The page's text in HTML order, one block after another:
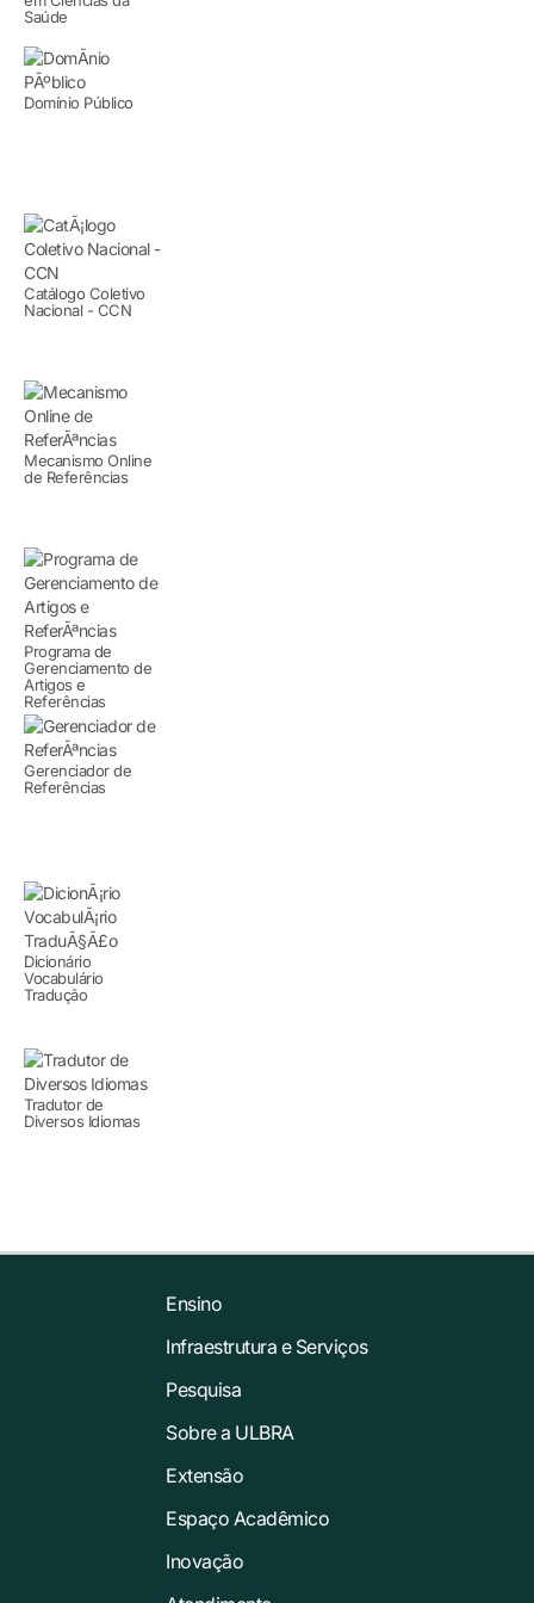
Saúde
Domínio Público
Catálogo Coletivo
Nacional - CCN
Mecanismo Online
de Referências
Programa de
Gerenciamento de
Artigos e
Referências
Gerenciador de
Referências
Dicionário
Vocabulário
Tradução
Tradutor de
Diversos Idiomas
Ensino
Infraestrutura e Serviços
Pesquisa
Sobre a ULBRA
Extensão
Espaço Acadêmico
Inovação